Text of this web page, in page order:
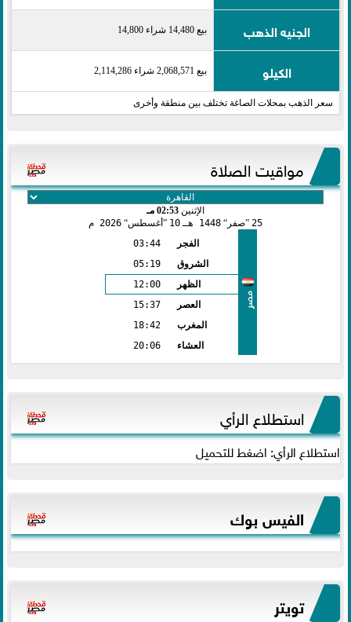
الجنيه الذهب بيع 14,480 شراء 14,800
الكيلو بيع 2,068,571 شراء 2,114,286
سعر الذهب بمحلات الصاغة تختلف بين منطقة وأخرى
مواقيت الصلاة
الإثنين 02:53 مـ
25 صفر 1448 هـ 10 أغسطس 2026 م
مصر
الفجر
03:44
الشروق
05:19
الظهر
12:00
العصر
15:37
المغرب
18:42
العشاء
20:06
استطلاع الرأي
استطلاع الرأي: اضغط للتحميل
الفيس بوك
تويتر